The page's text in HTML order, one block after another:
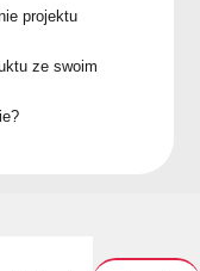
projektu
ze swoim